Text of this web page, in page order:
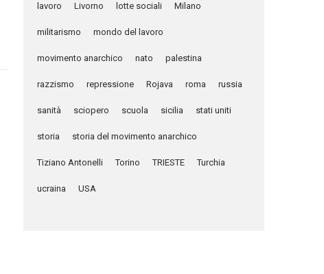
lavoro Livorno lotte sociali Milano
militarismo mondo del lavoro
movimento anarchico nato palestina
razzismo repressione Rojava roma russia
sanità sciopero scuola sicilia stati uniti
storia storia del movimento anarchico
Tiziano Antonelli Torino TRIESTE Turchia
ucraina USA